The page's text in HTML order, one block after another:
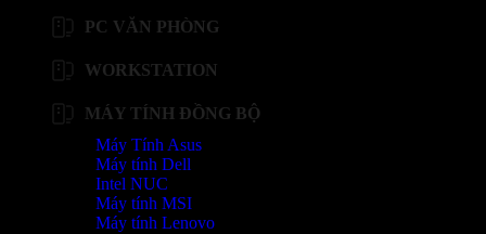
PC VĂN PHÒNG
WORKSTATION
MÁY TÍNH ĐỒNG BỘ
Máy Tính Asus
Máy tính Dell
Intel NUC
Máy tính MSI
Máy tính Lenovo